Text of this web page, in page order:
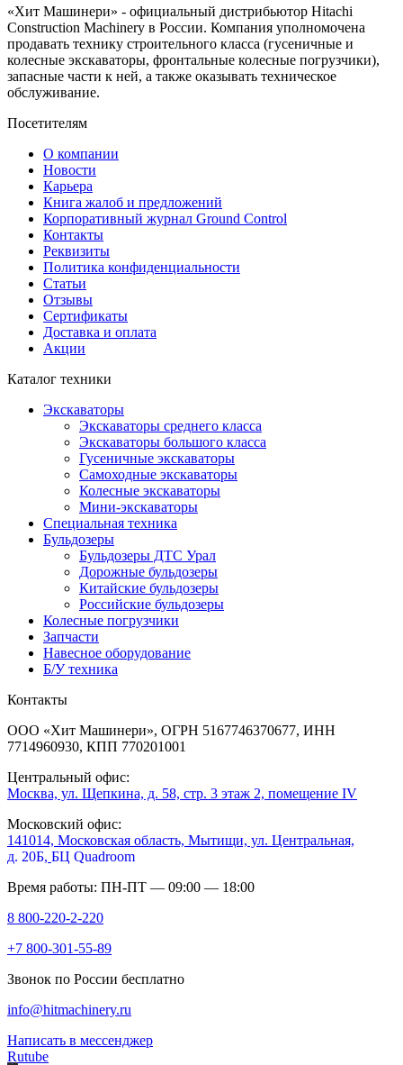
«Хит Машинери» - официальный дистрибьютор Hitachi
Construction Machinery в России. Компания уполномочена
продавать технику строительного класса (гусеничные и
колесные экскаваторы, фронтальные колесные погрузчики),
запасные части к ней, а также оказывать техническое
обслуживание.
Посетителям
О компании
Новости
Карьера
Книга жалоб и предложений
Корпоративный журнал Ground Control
Контакты
Реквизиты
Политика конфиденциальности
Статьи
Отзывы
Сертификаты
Доставка и оплата
Акции
Каталог техники
Экскаваторы
Экскаваторы среднего класса
Экскаваторы большого класса
Гусеничные экскаваторы
Самоходные экскаваторы
Колесные экскаваторы
Мини-экскаваторы
Специальная техника
Бульдозеры
Бульдозеры ДТС Урал
Дорожные бульдозеры
Китайские бульдозеры
Российские бульдозеры
Колесные погрузчики
Запчасти
Навесное оборудование
Б/У техника
Контакты
ООО «Хит Машинери», ОГРН 5167746370677, ИНН
7714960930, КПП 770201001
Центральный офис:
Москва, ул. Щепкина, д. 58, стр. 3 этаж 2, помещение IV
Московский офис:
141014, Московская область, Мытищи, ул. Центральная,
д. 20Б, БЦ Quadroom
Время работы: ПН-ПТ — 09:00 — 18:00
8 800-220-2-220
+7 800-301-55-89
Звонок по России бесплатно
info@hitmachinery.ru
Написать в мессенджер
Rutube